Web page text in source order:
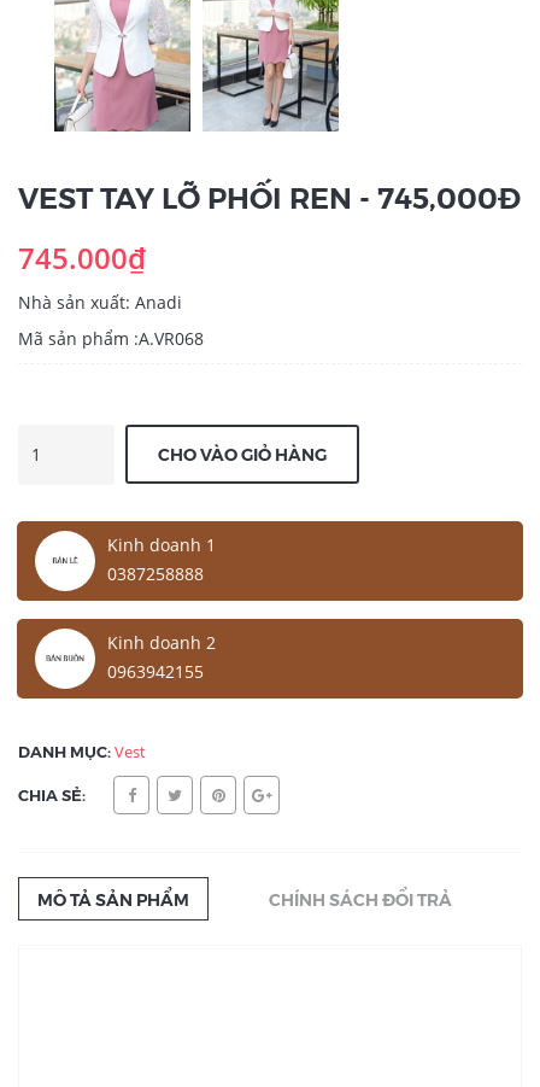
VEST TAY LỠ PHỐI REN - 745,000Đ
745.000₫
Nhà sản xuất: Anadi
Mã sản phẩm :A.VR068
CHO VÀO GIỎ HÀNG
Kinh doanh 1
0387258888
Kinh doanh 2
0963942155
DANH MỤC:Vest
CHIA SẺ:
MÔ TẢ SẢN PHẨM CHÍNH SÁCH ĐỔI TRẢ